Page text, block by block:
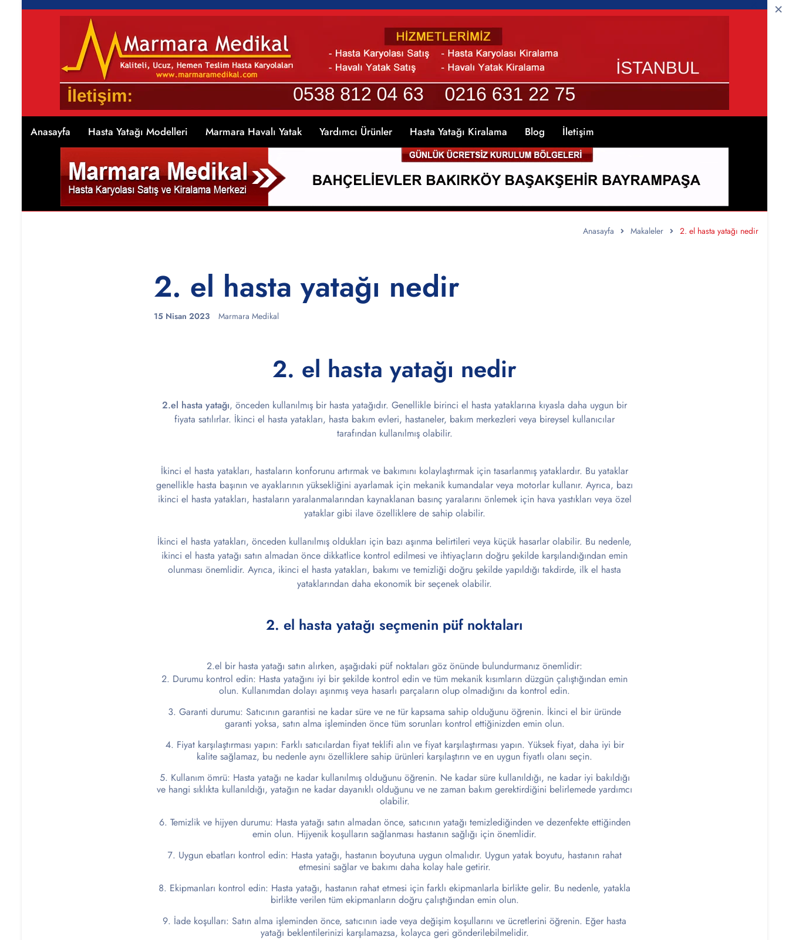
Anasayfa Hasta Yatağı Modelleri Marmara Havalı Yatak Yardımcı Ürünler Hasta Yatağı Kiralama Blog İletişim
Anasayfa Makaleler 2. el hasta yatağı nedir
2. el hasta yatağı nedir
15 Nisan 2023 Marmara Medikal
2. el hasta yatağı nedir
2.el hasta yatağı, önceden kullanılmış bir hasta yatağıdır. Genellikle birinci el hasta yataklarına kıyasla daha uygun bir
fiyata satılırlar. İkinci el hasta yatakları, hasta bakım evleri, hastaneler, bakım merkezleri veya bireysel kullanıcılar
tarafından kullanılmış olabilir.
İkinci el hasta yatakları, hastaların konforunu artırmak ve bakımını kolaylaştırmak için tasarlanmış yataklardır. Bu yataklar
genellikle hasta başının ve ayaklarının yüksekliğini ayarlamak için mekanik kumandalar veya motorlar kullanır. Ayrıca, bazı
ikinci el hasta yatakları, hastaların yaralanmalarından kaynaklanan basınç yaralarını önlemek için hava yastıkları veya özel
yataklar gibi ilave özelliklere de sahip olabilir.
İkinci el hasta yatakları, önceden kullanılmış oldukları için bazı aşınma belirtileri veya küçük hasarlar olabilir. Bu nedenle,
ikinci el hasta yatağı satın almadan önce dikkatlice kontrol edilmesi ve ihtiyaçların doğru şekilde karşılandığından emin
olunması önemlidir. Ayrıca, ikinci el hasta yatakları, bakımı ve temizliği doğru şekilde yapıldığı takdirde, ilk el hasta
yataklarından daha ekonomik bir seçenek olabilir.
2. el hasta yatağı seçmenin püf noktaları
2.el bir hasta yatağı satın alırken, aşağıdaki püf noktaları göz önünde bulundurmanız önemlidir:
Durumu kontrol edin: Hasta yatağını iyi bir şekilde kontrol edin ve tüm mekanik kısımların düzgün çalıştığından emin
olun. Kullanımdan dolayı aşınmış veya hasarlı parçaların olup olmadığını da kontrol edin.
Garanti durumu: Satıcının garantisi ne kadar süre ve ne tür kapsama sahip olduğunu öğrenin. İkinci el bir üründe
garanti yoksa, satın alma işleminden önce tüm sorunları kontrol ettiğinizden emin olun.
Fiyat karşılaştırması yapın: Farklı satıcılardan fiyat teklifi alın ve fiyat karşılaştırması yapın. Yüksek fiyat, daha iyi bir
kalite sağlamaz, bu nedenle aynı özelliklere sahip ürünleri karşılaştırın ve en uygun fiyatlı olanı seçin.
Kullanım ömrü: Hasta yatağı ne kadar kullanılmış olduğunu öğrenin. Ne kadar süre kullanıldığı, ne kadar iyi bakıldığı
ve hangi sıklıkta kullanıldığı, yatağın ne kadar dayanıklı olduğunu ve ne zaman bakım gerektirdiğini belirlemede yardımcı
olabilir.
Temizlik ve hijyen durumu: Hasta yatağı satın almadan önce, satıcının yatağı temizlediğinden ve dezenfekte ettiğinden
emin olun. Hijyenik koşulların sağlanması hastanın sağlığı için önemlidir.
Uygun ebatları kontrol edin: Hasta yatağı, hastanın boyutuna uygun olmalıdır. Uygun yatak boyutu, hastanın rahat
etmesini sağlar ve bakımı daha kolay hale getirir.
Ekipmanları kontrol edin: Hasta yatağı, hastanın rahat etmesi için farklı ekipmanlarla birlikte gelir. Bu nedenle, yatakla
birlikte verilen tüm ekipmanların doğru çalıştığından emin olun.
İade koşulları: Satın alma işleminden önce, satıcının iade veya değişim koşullarını ve ücretlerini öğrenin. Eğer hasta
yatağı beklentilerinizi karşılamazsa, kolayca geri gönderilebilmelidir.